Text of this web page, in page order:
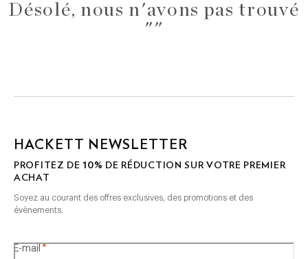
Désolé, nous n'avons pas trouvé
""
HACKETT NEWSLETTER
PROFITEZ DE 10% DE RÉDUCTION SUR VOTRE PREMIER
ACHAT
Soyez au courant des offres exclusives, des promotions et des
évènements.
E-mail *